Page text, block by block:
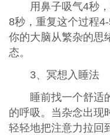
用鼻子吸气4秒
8秒，重复这个过程
你的大脑从繁杂的思
态。
3、冥想入睡法
睡前找一个舒适
的呼吸。当杂念出现
轻轻地把注意力拉回